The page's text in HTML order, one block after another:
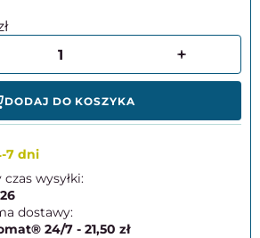
DODAJ DO KOSZYKA
7 dni
wysyłki:
dostawy:
24/7 - 21,50 zł